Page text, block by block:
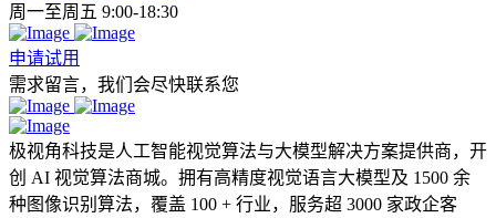
周一至周五 9:00-18:30
申请试用
需求留言，我们会尽快联系您
极视角科技是人工智能视觉算法与大模型解决方案提供商，开
创 AI 视觉算法商城。拥有高精度视觉语言大模型及 1500 余
种图像识别算法，覆盖 100 + 行业，服务超 3000 家政企客